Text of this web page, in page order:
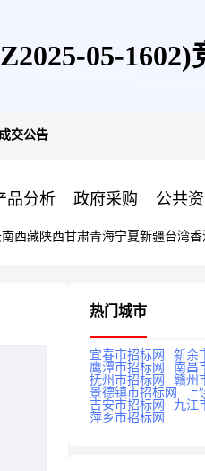
05-1602)
交公告
品分析 政府采购 公共
西藏陕西甘肃青海宁夏新疆台湾香
热门城市
宜春市招标网
新余
鹰潭市招标网
南昌
抚州市招标网
赣州
景德镇市招标网
吉安市招标网
九江
萍乡市招标网